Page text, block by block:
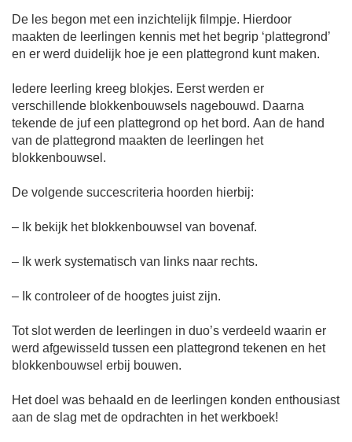
De les begon met een inzichtelijk filmpje. Hierdoor
maakten de leerlingen kennis met het begrip ‘plattegrond’
en er werd duidelijk hoe je een plattegrond kunt maken.
Iedere leerling kreeg blokjes. Eerst werden er
verschillende blokkenbouwsels nagebouwd. Daarna
tekende de juf een plattegrond op het bord. Aan de hand
van de plattegrond maakten de leerlingen het
blokkenbouwsel.
De volgende succescriteria hoorden hierbij:
– Ik bekijk het blokkenbouwsel van bovenaf.
– Ik werk systematisch van links naar rechts.
– Ik controleer of de hoogtes juist zijn.
Tot slot werden de leerlingen in duo’s verdeeld waarin er
werd afgewisseld tussen een plattegrond tekenen en het
blokkenbouwsel erbij bouwen.
Het doel was behaald en de leerlingen konden enthousiast
aan de slag met de opdrachten in het werkboek!